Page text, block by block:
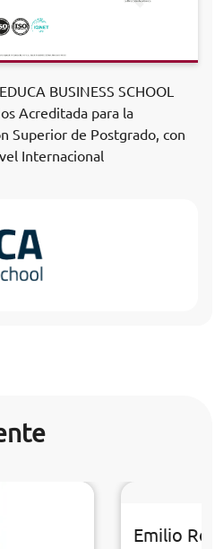
BUSINESS SCHOOL
Acreditada para la
Superior de Postgrado, con
Internacional
Emilio